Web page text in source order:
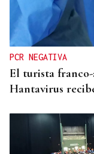
PCR NEGATIVA
El turista
Hantavirus